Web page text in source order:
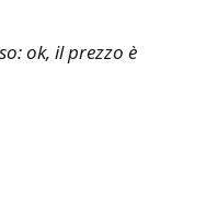
ok, il prezzo è